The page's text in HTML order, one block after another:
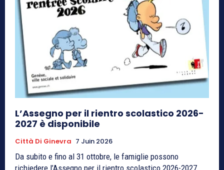
L’Assegno per il rientro scolastico 2026-
2027 è disponibile
Città Di Ginevra 7 Juin 2026
Da subito e fino al 31 ottobre, le famiglie possono
richiedere l’Assegno per il rientro scolastico 2026-2027.